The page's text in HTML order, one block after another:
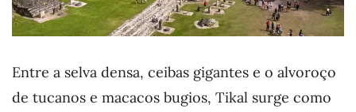
Entre a selva densa, ceibas gigantes e o alvoroço
de tucanos e macacos bugios, Tikal surge como